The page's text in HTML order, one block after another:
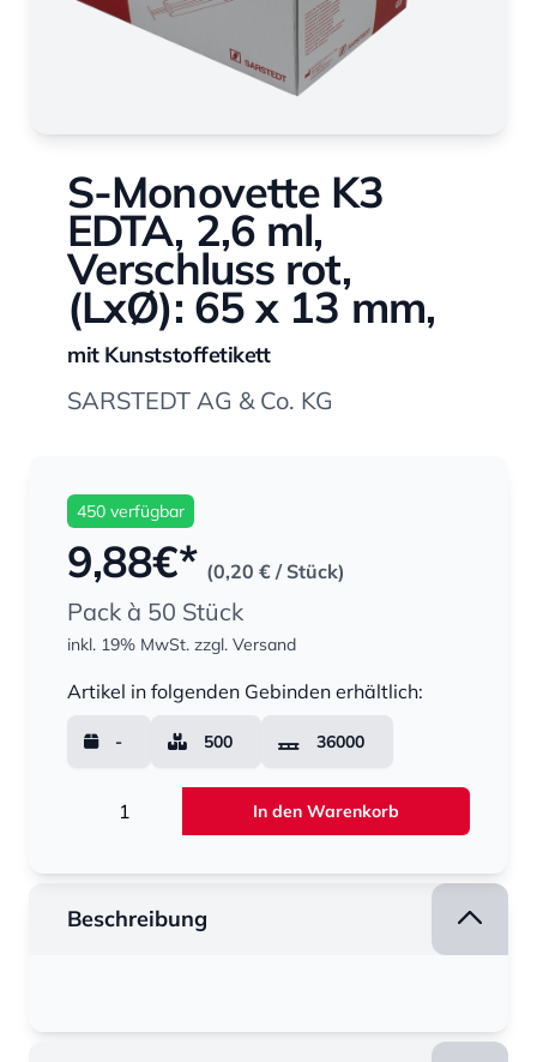
S-Monovette K3
EDTA, 2,6 ml,
Verschluss rot,
(LxØ): 65 x 13 mm,
mit Kunststoffetikett
SARSTEDT AG & Co. KG
450 verfügbar
9,88€* (0,20 € / Stück)
Pack à 50 Stück
inkl. 19% MwSt. zzgl. Versand
Artikel in folgenden Gebinden erhältlich:
- 500 36000
In den Warenkorb
Beschreibung